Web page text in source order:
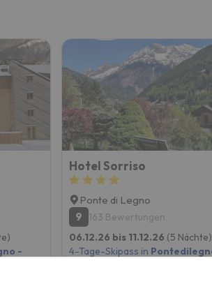
-
Hotel Sorriso
Ponte di Legno
9
163 Bewertungen
06.12.26 bis 11.12.26 (5 Nächte)
4-Tage-Skipass in